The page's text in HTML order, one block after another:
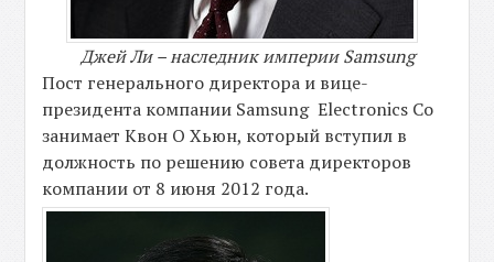
Джей Ли – наследник империи Samsung
Пост генерального директора и вице-
президента компании Samsung Electronics Co
занимает Квон О Хьюн, который вступил в
должность по решению совета директоров
компании от 8 июня 2012 года.